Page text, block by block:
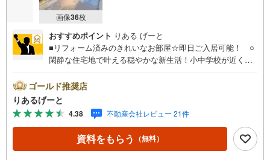
画像36枚
おすすめポイント りある げーと
■リフォーム済みのきれいなお部屋☆即日ご入居可能！ ○
閑静な住宅地で叶える穏やかな新生活！小中学校が近くお
い物に便利なお店も充実した立地！■物件検討中のお客さ
ま！ちょっと見学してみたいだけなどでも内覧可能です！
売主さまの都合等で見学ができない場合がございます。お
気軽に「りあるげーと」までお問合わせ下さい！■「りある
げーと」が選ばれるポイント！■年中休まず営業中！いつで
も対応致します！・営業時間:9:00～21:00上記の時間帯
ゴールド推奨店
りあるげーと
4.38 不動産会社レビュー 21件
資料をもらう （無料）